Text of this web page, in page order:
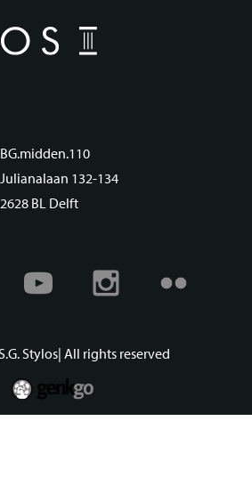
BG.midden.110
Julianalaan 132-134
2628 BL Delft
Youtube Instagram
Stylos| All rights reserved